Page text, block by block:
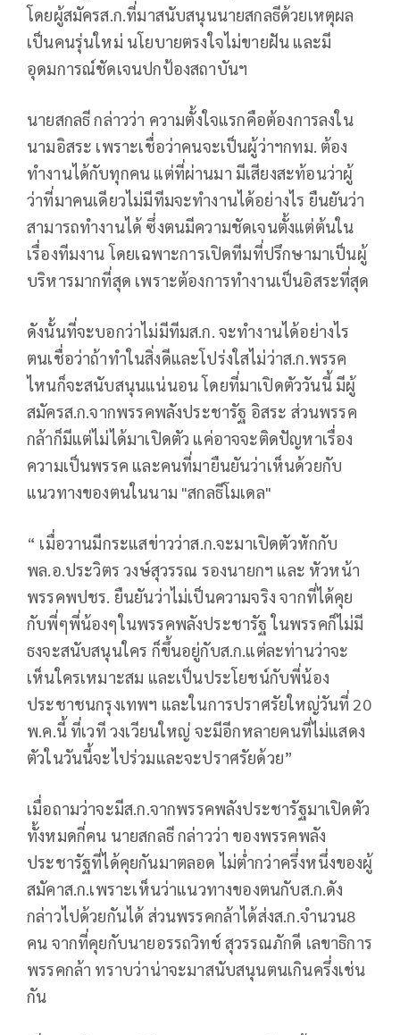
โดยผู้สมัครส.ก.ที่มาสนับสนุนนายสกลธีด้วยเหตุผล
เป็นคนรุ่นใหม่ นโยบายตรงใจไม่ขายฝัน และมี
อุดมการณ์ชัดเจนปกป้องสถาบันฯ
นายสกลธี กล่าวว่า ความตั้งใจแรกคือต้องการลงใน
นามอิสระ เพราะเชื่อว่าคนจะเป็นผู้ว่าฯกทม. ต้อง
ทำงานได้กับทุกคน แต่ที่ผ่านมา มีเสียงสะท้อนว่าผู้
ว่าที่มาคนเดียวไม่มีทีมจะทำงานได้อย่างไร ยืนยันว่า
สามารถทำงานได้ ซึ่งตนมีความชัดเจนตั้งแต่ต้นใน
เรื่องทีมงาน โดยเฉพาะการเปิดทีมที่ปรึกษามาเป็นผู้
บริหารมากที่สุด เพราะต้องการทำงานเป็นอิสระที่สุด
ดังนั้นที่จะบอกว่าไม่มีทีมส.ก. จะทำงานได้อย่างไร
ตนเชื่อว่าถ้าทำในสิ่งดีและโปร่งใสไม่ว่าส.ก.พรรค
ไหนก็จะสนับสนุนแน่นอน โดยที่มาเปิดตัววันนี้ มีผู้
สมัครส.ก.จากพรรคพลังประชารัฐ อิสระ ส่วนพรรค
กล้าก็มีแต่ไม่ได้มาเปิดตัว แค่อาจจะติดปัญหาเรื่อง
ความเป็นพรรค และคนที่มายืนยันว่าเห็นด้วยกับ
แนวทางของตนในนาม "สกลธีโมเดล"
“ เมื่อวานมีกระแสข่าวว่าส.ก.จะมาเปิดตัวหักกับ
พล.อ.ประวิตร วงษ์สุวรรณ รองนายกฯ และ หัวหน้า
พรรคพปชร. ยืนยันว่าไม่เป็นความจริง จากที่ได้คุย
กับพี่ๆพี่น้องๆในพรรคพลังประชารัฐ ในพรรคก็ไม่มี
ธงจะสนับสนุนใคร ก็ขึ้นอยู่กับส.ก.แต่ละท่านว่าจะ
เห็นใครเหมาะสม และเป็นประโยชน์กับพี่น้อง
ประชาชนกรุงเทพฯ และในการปราศรัยใหญ่วันที่ 20
พ.ค.นี้ ที่เวที วงเวียนใหญ่ จะมีอีกหลายคนที่ไม่แสดง
ตัวในวันนี้จะไปร่วมและจะปราศรัยด้วย”
เมื่อถามว่าจะมีส.ก.จากพรรคพลังประชารัฐมาเปิดตัว
ทั้งหมดกี่คน นายสกลธี กล่าวว่า ของพรรคพลัง
ประชารัฐที่ได้คุยกันมาตลอด ไม่ต่ำกว่าครึ่งหนึ่งของผู้
สมัคาส.ก.เพราะเห็นว่าแนวทางของตนกับส.ก.ดัง
กล่าวไปด้วยกันได้ ส่วนพรรคกล้าได้ส่งส.ก.จำนวน8
คน จากที่คุยกับนายอรรถวิทช์ สุวรรณภักดี เลขาธิการ
พรรคกล้า ทราบว่าน่าจะมาสนับสนุนตนเกินครึ่งเช่น
กัน